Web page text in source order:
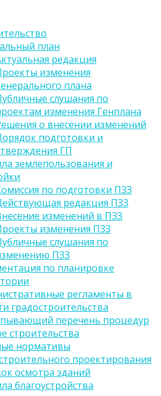
план
редакция
изменения
плана
слушания по
изменения Генплана
о внесении изменений
подготовки и
ГП
землепользования и
по подготовки ПЗЗ
редакция ПЗЗ
изменений в ПЗЗ
изменения ПЗЗ
слушания по
ПЗЗ
по планировке
регламенты в
градостроительства
перечень процедур
строительства
нормативы
проектирования
осмотра зданий
благоустройства